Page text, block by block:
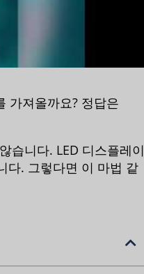
가져올까요? 정답은
습니다. LED 디스플레이
다. 그렇다면 이 마법 같